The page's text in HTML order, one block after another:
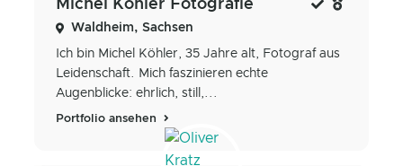
Michel Köhler Fotografie
Waldheim, Sachsen
Ich bin Michel Köhler, 35 Jahre alt, Fotograf aus
Leidenschaft. Mich faszinieren echte
Augenblicke: ehrlich, still,...
Portfolio ansehen